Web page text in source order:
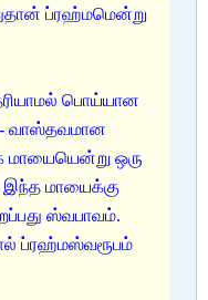
ப்ரஹ்மமென்று
பொய்யான
வாஸ்தவமான
மாயையென்று ஒரு
இந்த மாயைக்கு
ஸ்வபாவம்.
ப்ரஹ்மஸ்வரூபம்